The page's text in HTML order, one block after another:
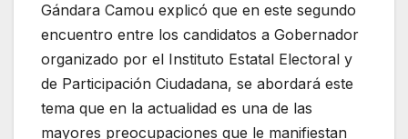
Gándara Camou explicó que en este segundo
encuentro entre los candidatos a Gobernador
organizado por el Instituto Estatal Electoral y
de Participación Ciudadana, se abordará este
tema que en la actualidad es una de las
mayores preocupaciones que le manifiestan